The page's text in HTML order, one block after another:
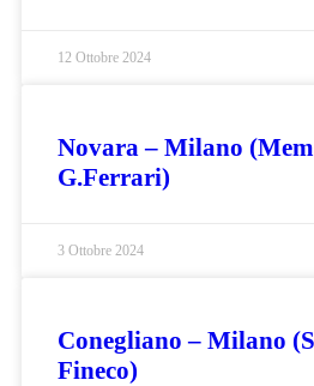
12 Ottobre 2024
Novara – Milano
G.Ferrari)
3 Ottobre 2024
Conegliano – Milano
Fineco)